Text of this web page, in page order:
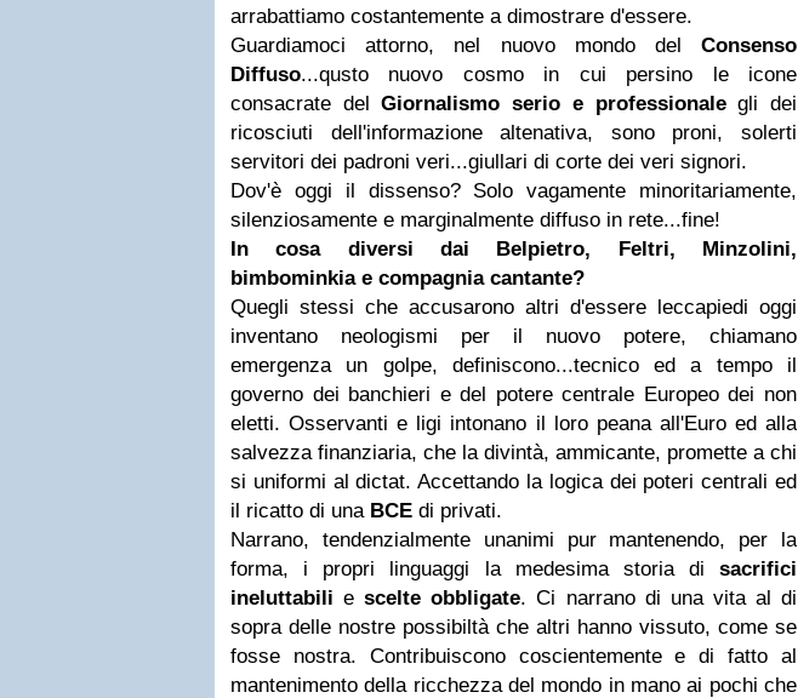
arrabattiamo costantemente a dimostrare d'essere.
Guardiamoci attorno, nel nuovo mondo del Consenso
Diffuso...qusto nuovo cosmo in cui persino le icone
consacrate delGiornalismo serio e professionalegli dei
ricosciuti dell'informazione altenativa, sono proni, solerti
servitori dei padroni veri...giullari di corte dei veri signori.
Dov'è oggi il dissenso? Solo vagamente minoritariamente,
silenziosamente e marginalmente diffuso in rete...fine!
In cosa diversi dai Belpietro, Feltri, Minzolini,
bimbominkia e compagnia cantante?
Quegli stessi che accusarono altri d'essere leccapiedi oggi
inventano neologismi per il nuovo potere, chiamano
emergenza un golpe, definiscono...tecnico ed a tempo il
governo dei banchieri e del potere centrale Europeo dei non
eletti. Osservanti e ligi intonano il loro peana all'Euro ed alla
salvezza finanziaria, che la divintà, ammicante, promette a chi
si uniformi al dictat. Accettando la logica dei poteri centrali ed
il ricatto di una BCE di privati.
Narrano, tendenzialmente unanimi pur mantenendo, per la
forma, i propri linguaggi la medesima storia di sacrifici
ineluttabiliescelte obbligate. Ci narrano di una vita al di
sopra delle nostre possibiltà che altri hanno vissuto, come se
fosse nostra. Contribuiscono coscientemente e di fatto al
mantenimento della ricchezza del mondo in mano ai pochi che